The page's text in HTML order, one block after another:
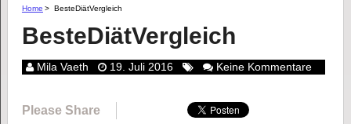
Home > BesteDiätVergleich
BesteDiätVergleich
Mila Vaeth 19. Juli 2016 Keine Kommentare
Please Share